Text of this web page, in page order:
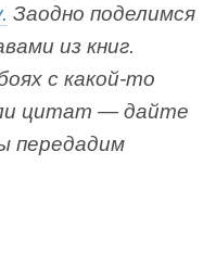
Заодно поделимся
из книг.
с какой-то
цитат — дайте
передадим